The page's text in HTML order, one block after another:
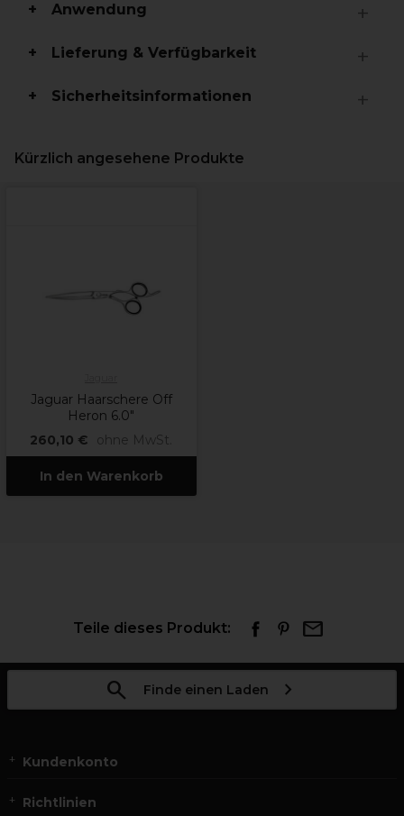
Anwendung
Lieferung & Verfügbarkeit
Sicherheitsinformationen
Kürzlich angesehene Produkte
Jaguar Haarschere Off
Heron 6.0"
260,10 €
ohne MwSt.
In den Warenkorb
Teile dieses Produkt:
Finde einen Laden
Kundenkonto
Richtlinien